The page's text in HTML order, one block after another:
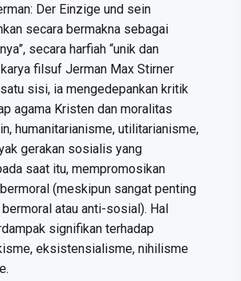
Der Einzige und sein
secara bermakna sebagai
secara harfiah “unik dan
filsuf Jerman Max Stirner
sisi, ia mengedepankan kritik
agama Kristen dan moralitas
humanitarianisme, utilitarianisme,
gerakan sosialis yang
saat itu, mempromosikan
(meskipun sangat penting
atau anti-sosial). Hal
signifikan terhadap
eksistensialisme, nihilisme